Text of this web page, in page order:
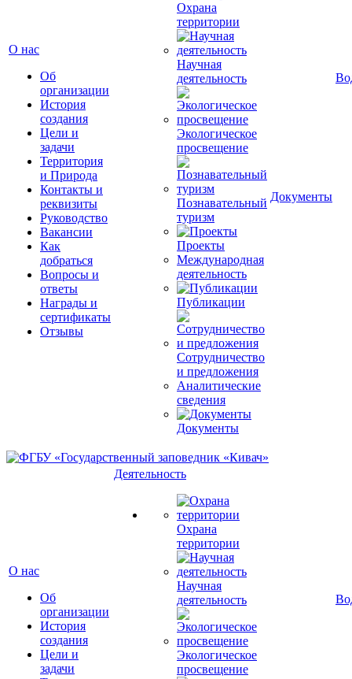
О нас
Об
организации
История
создания
Цели и
задачи
Территория
и Природа
Контакты и
реквизиты
Руководство
Вакансии
Как
добраться
Вопросы и
ответы
Награды и
сертификаты
Отзывы
Охрана
территории
Научная
деятельность
Экологическое
просвещение
Познавательный
туризм
Проекты
Международная
деятельность
Публикации
Сотрудничество
и предложения
Аналитические
сведения
Документы
Документы
О нас
Об
организации
История
создания
Цели и
задачи
Деятельность
Охрана
территории
Научная
деятельность
Экологическое
просвещение